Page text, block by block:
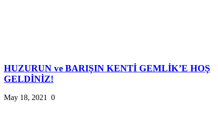
HUZURUN ve BARIŞIN KENTİ GEMLİK’E HOŞ
GELDİNİZ!
May 18, 2021 0